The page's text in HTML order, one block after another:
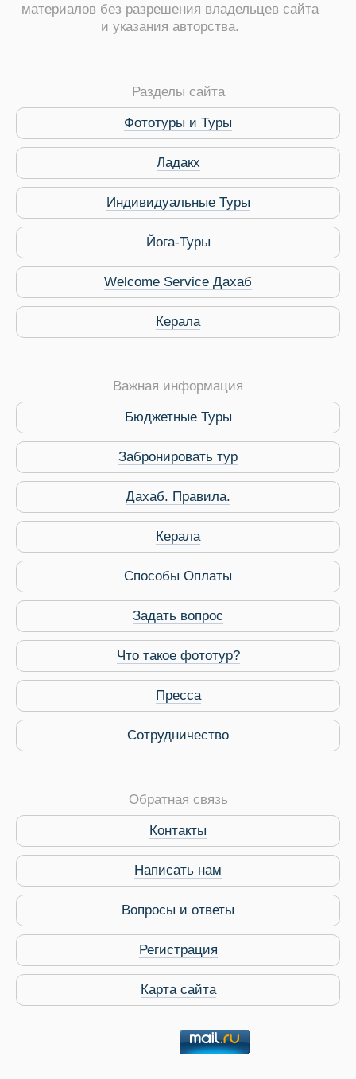
Путеводитель по
Виза в Индию
материалов без разрешения владельцев сайта
и указания авторства.
Разделы сайта
Фототуры и Туры
Ладакх
Индивидуальные Туры
Йога-Туры
Welcome Service Дахаб
Керала
Важная информация
Бюджетные Туры
Забронировать тур
Дахаб. Правила.
Керала
Способы Оплаты
Задать вопрос
Что такое фототур?
Пресса
Сотрудничество
Обратная связь
Контакты
Написать нам
Вопросы и ответы
Регистрация
Карта сайта